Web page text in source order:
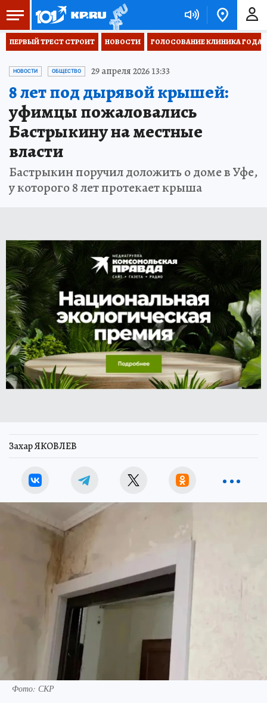
ПЕРВЫЙ ТРЕСТ СТРОИТ НОВОСТИ ГОЛОСОВАНИЕ КЛИНИКА ГОДА
НОВОСТИ ОБЩЕСТВО 29 апреля 2026 13:33
8 лет под дырявой крышей:
уфимцы пожаловались
Бастрыкину на местные
власти
Бастрыкин поручил доложить о доме в Уфе,
у которого 8 лет протекает крыша
Захар ЯКОВЛЕВ
Фото: СКР